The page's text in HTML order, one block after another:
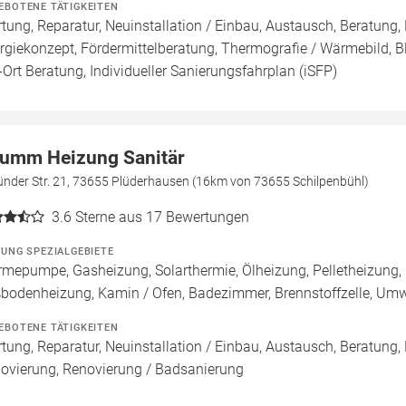
TÄTIGKEITEN
Reparatur, Neuinstallation / Einbau, Austausch,
Fördermittelberatung, Thermografie / Wärmebild,
Beratung, Individueller Sanierungsfahrplan (iSFP)
Heizung Sanitär
Str. 21, 73655 Plüderhausen (16km von 73655 Schilpenbühl)
3.6 Sterne aus 17 Bewertungen
SPEZIALGEBIETE
Gasheizung, Solarthermie, Ölheizung,
Kamin / Ofen, Badezimmer, Brennstoffzelle,
TÄTIGKEITEN
Reparatur, Neuinstallation / Einbau, Austausch,
Renovierung / Badsanierung